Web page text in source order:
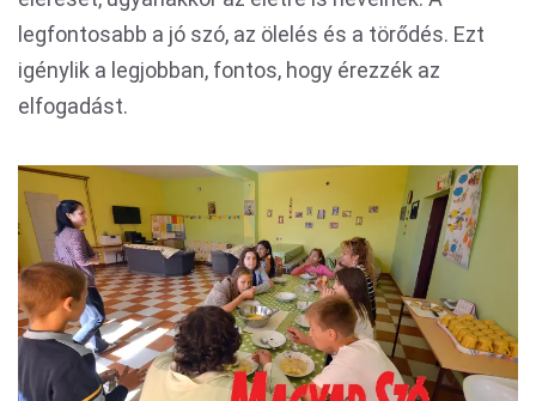
legfontosabb a jó szó, az ölelés és a törődés. Ezt
igénylik a legjobban, fontos, hogy érezzék az
elfogadást.